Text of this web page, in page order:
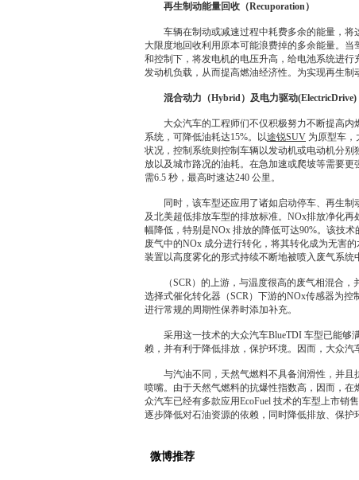
再生制动能量回收（Recuporation）
车辆在制动或减速过程中耗费多余的能量，将这
大限度地回收利用原本可能浪费掉的多余能量。
和控制下，将发电机的电压升高，给电池系统进
发动机负载，从而提高燃油经济性。为实现再生制
混合动力（Hybrid）及电力驱动(ElectricDrive)
大众汽车的工程师们不仅积极努力不断提高内
系统，可降低油耗达15%。以途锐SUV 为原型车，
状况，控制系统则控制车辆以发动机或电动机分别
放以及城市路况的油耗。在急加速或爬坡等需要更
需6.5 秒，最高时速达240 公里。
同时，该车型还应用了诸如启动停车、再生制
及北美超低排放车型的排放标准。NOx排放净化再
幅降低，特别是NOx 排放的降低可达90%。该技术
废气中的NOx 成分进行转化，将其转化成为无害
装置以高度雾化的形式持续不断地被喷入废气系统
（SCR）的上游，与温度很高的废气相混合，
选择式催化转化器（SCR）下游的NOx传感器为控
进行常规的周期性保养时添加补充。
采用这一技术的大众汽车BlueTDI 车型已能够
赖，并有利于降低排放，保护环境。因而， 大众汽
与汽油不同，天然气燃料不具备润滑性，并且
喷嘴。由于天然气燃料的抗爆性指数高，因而，
众汽车已经有多款应用EcoFuel 技术的车型上市销售
逐步降低对石油资源的依赖，同时降低排放、保护
微博推荐